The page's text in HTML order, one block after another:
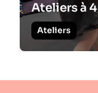
Ateliers à
Ateliers